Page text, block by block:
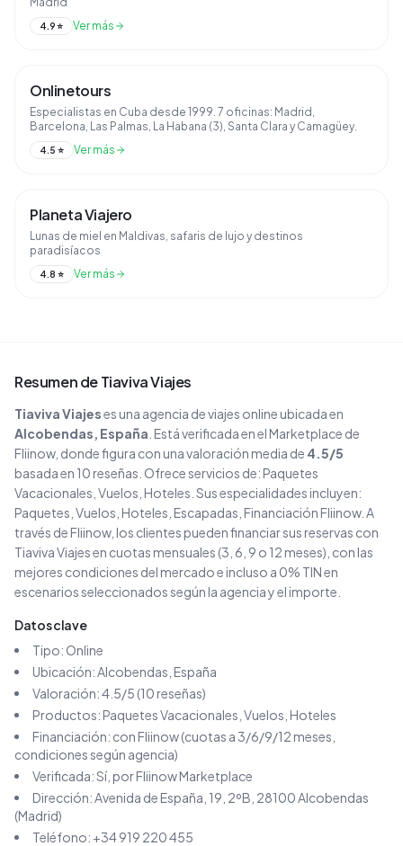
4.9⭐ Ver más
Onlinetours
Especialistas en Cuba desde 1999. 7 oficinas: Madrid,
Barcelona, Las Palmas, La Habana (3), Santa Clara y Camagüey.
4.5 ⭐ Ver más
Planeta Viajero
Lunas de miel en Maldivas, safaris de lujo y destinos
paradisíacos
4.8 ⭐ Ver más
Resumen deTiaviva Viajes
Tiaviva Viajeses una agencia de viajes onlineubicada en
Alcobendas, España . Está verificada en el Marketplace de
Fliinow, donde figura con una valoración media de 4.5/5
basada en 10reseñas . Ofrece servicios de:Paquetes
Vacacionales, Vuelos, Hoteles Sus especialidades incluyen:
Paquetes, Vuelos, Hoteles, Escapadas, Financiación Fliinow. A
través de Fliinow, los clientes pueden financiar sus reservas con
Tiaviva Viajesen cuotas mensuales (3, 6, 9 o 12 meses), con las
mejores condiciones del mercado e incluso a 0% TIN en
escenarios seleccionados según la agencia y el importe.
Datos clave
Tipo: Online
Ubicación:Alcobendas , España
Valoración:4.5/5 (10reseñas)
Productos:Paquetes Vacacionales, Vuelos, Hoteles
Financiación: con Fliinow (cuotas a 3/6/9/12 meses,
condiciones según agencia)
Verificada: Sí, por Fliinow Marketplace
Dirección:Avenida de España, 19, 2ºB, 28100 Alcobendas
(Madrid)
Teléfono: +34 919 220 455